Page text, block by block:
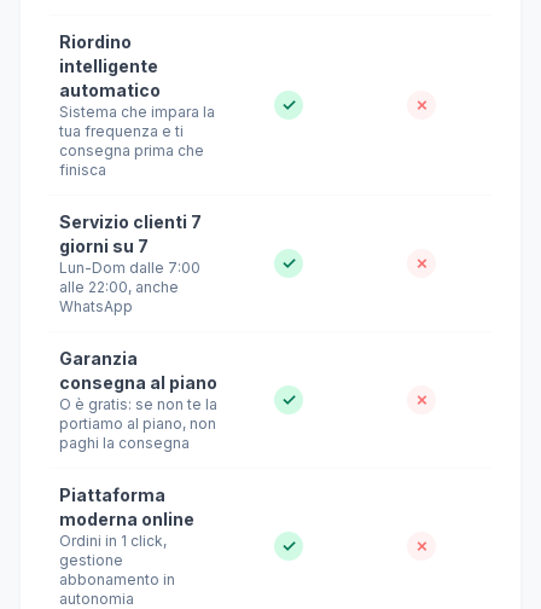
Riordino
intelligente
automatico
Sistema che impara la
tua frequenza e ti
consegna prima che
finisca
✓ ✗
Servizio clienti 7
giorni su 7
Lun-Dom dalle 7:00
alle 22:00, anche
WhatsApp
✓ ✗
Garanzia
consegna al piano
O è gratis: se non te la
portiamo al piano, non
paghi la consegna
✓ ✗
Piattaforma
moderna online
Ordini in 1 click,
gestione
abbonamento in
autonomia
✓ ✗